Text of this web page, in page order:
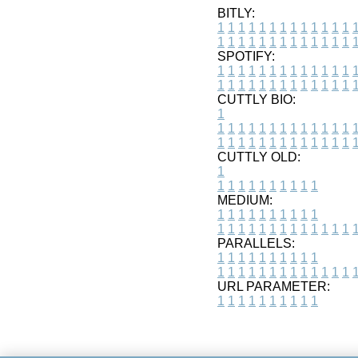
BITLY:
1 1 1 1 1 1 1 1 1 1 1 1 1 1
1 1 1 1 1 1 1 1 1 1 1 1 1 1
SPOTIFY:
1 1 1 1 1 1 1 1 1 1 1 1 1 1
1 1 1 1 1 1 1 1 1 1 1 1 1 1
CUTTLY BIO:
1
1 1 1 1 1 1 1 1 1 1 1 1 1 1
1 1 1 1 1 1 1 1 1 1 1 1 1 1
CUTTLY OLD:
1
1 1 1 1 1 1 1 1 1 1
MEDIUM:
1 1 1 1 1 1 1 1 1 1
1 1 1 1 1 1 1 1 1 1 1 1 1 1
PARALLELS:
1 1 1 1 1 1 1 1 1 1
1 1 1 1 1 1 1 1 1 1 1 1 1 1
URL PARAMETER:
1 1 1 1 1 1 1 1 1 1